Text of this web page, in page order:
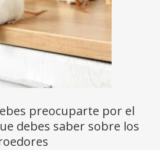
preocuparte por el
debes saber sobre los